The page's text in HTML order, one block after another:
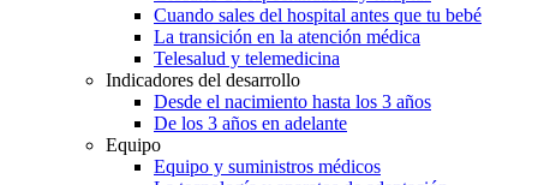
Cuando sales del hospital antes que tu bebé
La transición en la atención médica
Telesalud y telemedicina
Indicadores del desarrollo
Desde el nacimiento hasta los 3 años
De los 3 años en adelante
Equipo
Equipo y suministros médicos